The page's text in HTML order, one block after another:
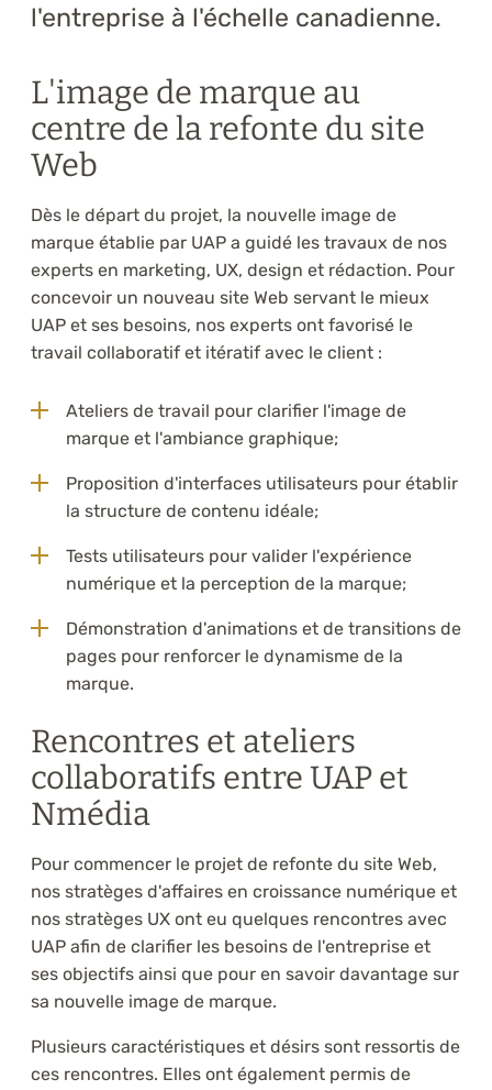
l'entreprise à l'échelle canadienne.
L'image de marque au
centre de la refonte du site
Web
Dès le départ du projet, la nouvelle image de
marque établie par UAP a guidé les travaux de nos
experts en marketing, UX, design et rédaction. Pour
concevoir un nouveau site Web servant le mieux
UAP et ses besoins, nos experts ont favorisé le
travail collaboratif et itératif avec le client :
Ateliers de travail pour clarifier l'image de
marque et l'ambiance graphique;
Proposition d'interfaces utilisateurs pour établir
la structure de contenu idéale;
Tests utilisateurs pour valider l'expérience
numérique et la perception de la marque;
Démonstration d'animations et de transitions de
pages pour renforcer le dynamisme de la
marque.
Rencontres et ateliers
collaboratifs entre UAP et
Nmédia
Pour commencer le projet de refonte du site Web,
nos stratèges d'affaires en croissance numérique et
nos stratèges UX ont eu quelques rencontres avec
UAP afin de clarifier les besoins de l'entreprise et
ses objectifs ainsi que pour en savoir davantage sur
sa nouvelle image de marque.
Plusieurs caractéristiques et désirs sont ressortis de
ces rencontres. Elles ont également permis de